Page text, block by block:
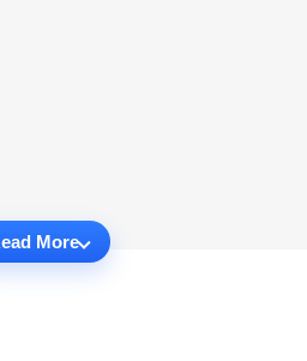
More